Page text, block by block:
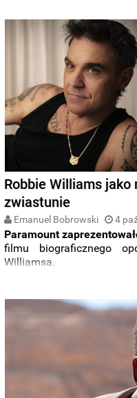
Robbie Williams jako
zwiastunie
Emanuel Bobrowski 4
Paramount
filmu biograficznego
Williamsa.